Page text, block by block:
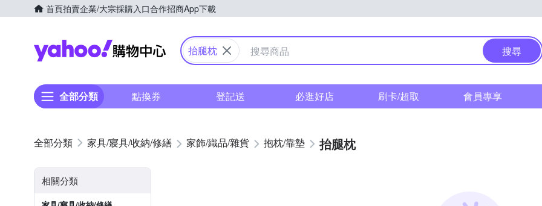
首頁拍賣企業/大宗採購入口合作招商App下載
Yahoo購物中心
抬腿枕 搜尋
全部分類 點換券 登記送 必逛好店 刷卡/超取 會員專享
家具/寢具/收納/修繕 家飾/織品/雜貨 抱枕/靠墊 抬腿枕
相關分類